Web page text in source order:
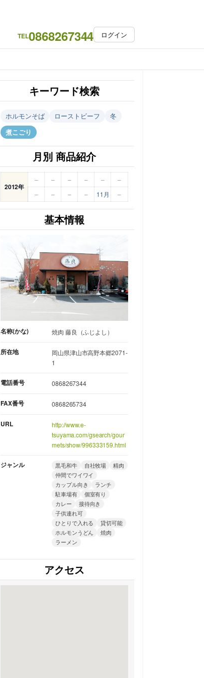
TEL0868267344 ログイン
キーワード検索
ホルモンそば ローストビーフ
冬
煮こごり
月別 商品紹介
2012年
– – – – –
–
–
– – – 11月 –
基本情報
名称(かな) 焼肉 藤良（ふじよし）
所在地
岡山県津山市高野本郷2071-
1
電話番号 0868267344
FAX番号 0868265734
URL
http://www.e-
tsuyama.com/gsearch/gour
mets/show/996333159.html
ジャンル 黒毛和牛 自社牧場
精肉
仲間でワイワイ
カップル向き
ランチ
駐車場有
個室有り
カレー
接待向き
子供連れ可
ひとりで入れる
貸切可能
ホルモンうどん
焼肉
ラーメン
アクセス